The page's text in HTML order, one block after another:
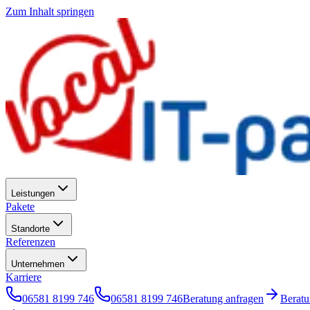
Zum Inhalt springen
Leistungen
Pakete
Standorte
Referenzen
Unternehmen
Karriere
06581 8199 746
06581 8199 746Beratung anfragen